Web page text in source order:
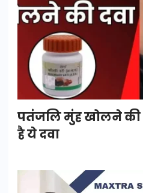
पतंजलि मुंह खोलने की
है ये दवा